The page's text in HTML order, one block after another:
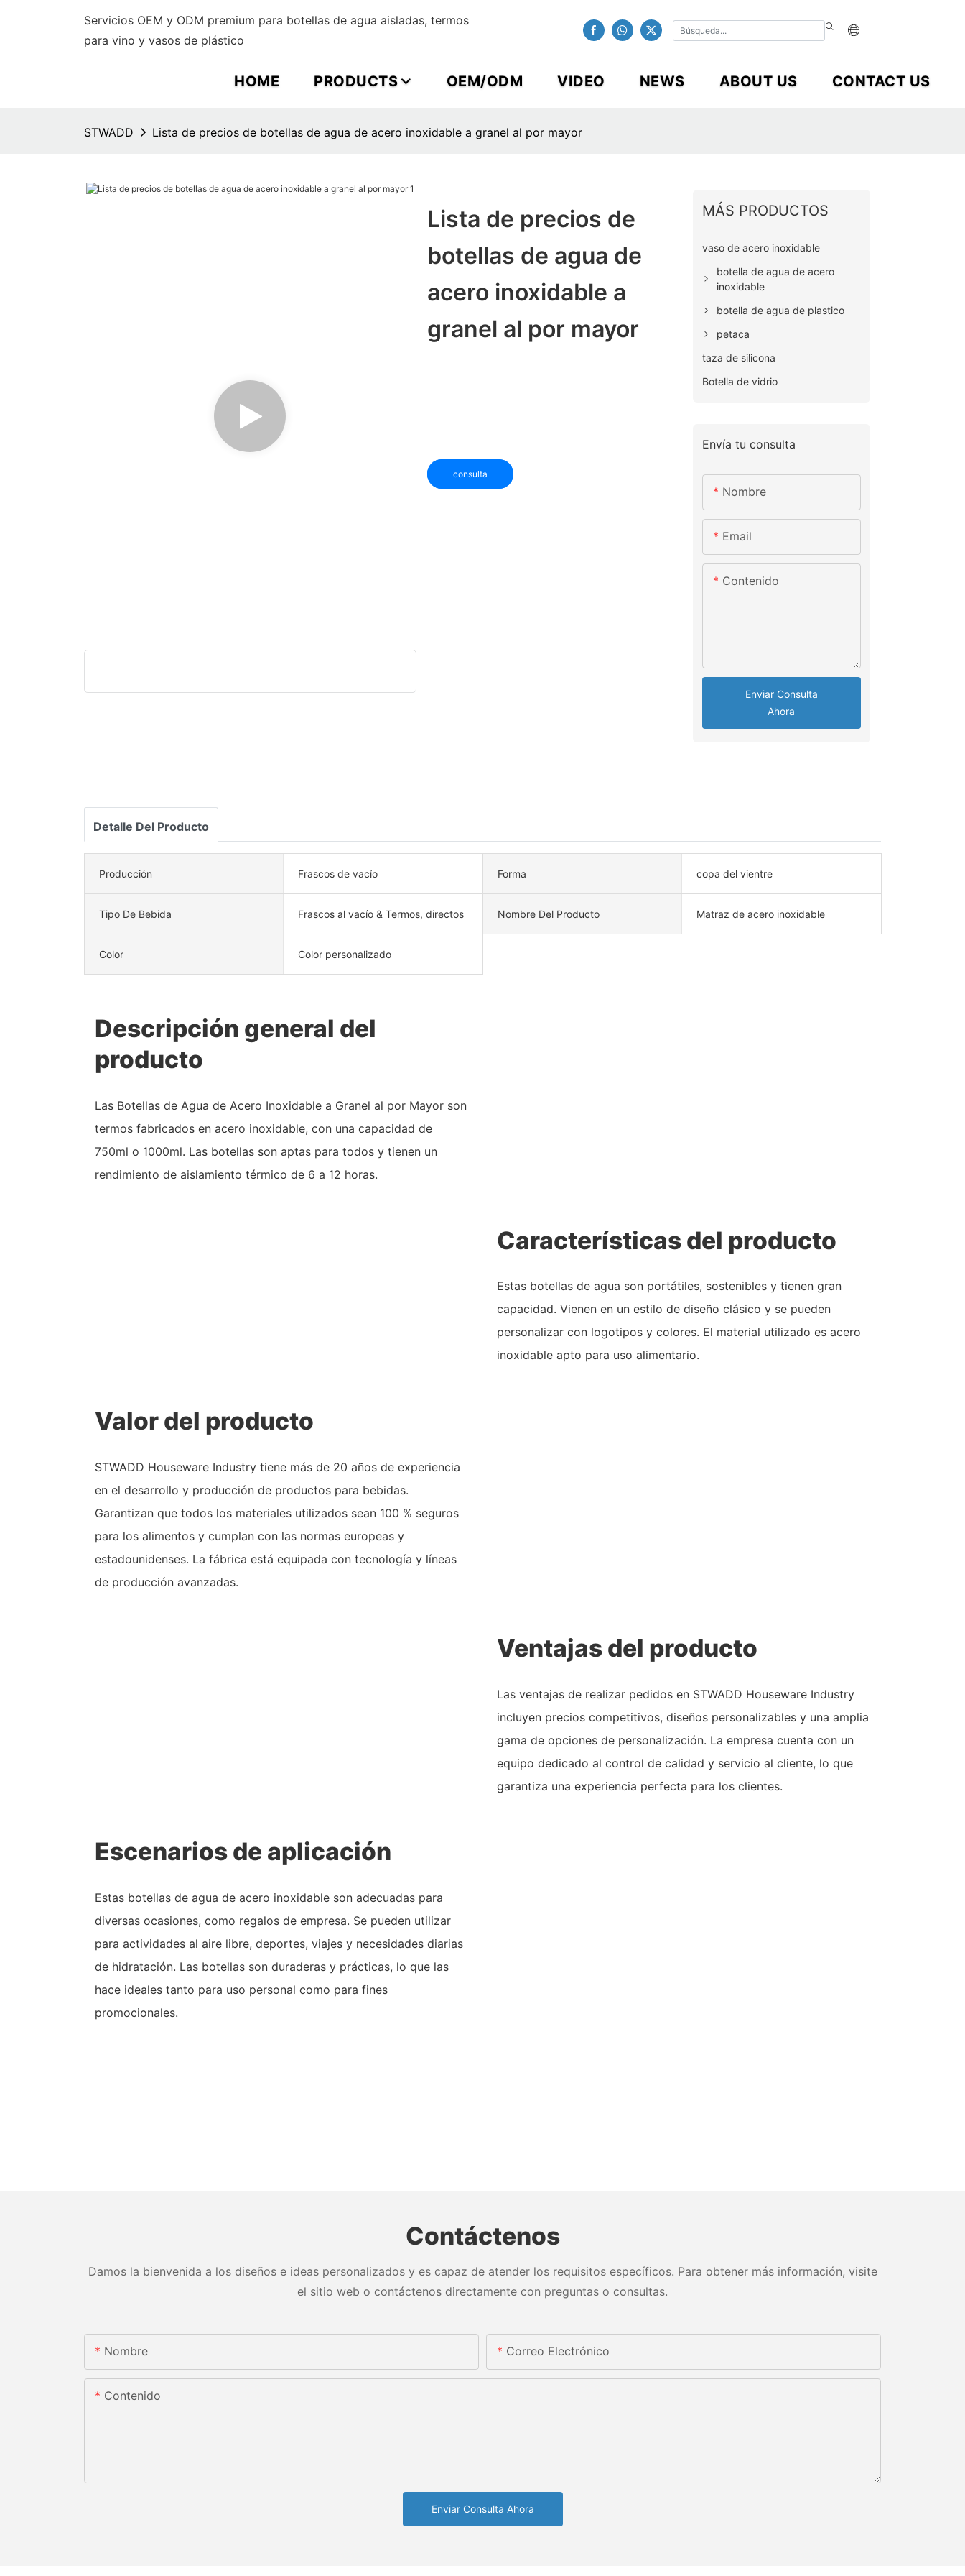
Servicios OEM y ODM premium para botellas de agua aisladas, termos
para vino y vasos de plástico
HOME PRODUCTS OEM/ODM VIDEO NEWS ABOUT US CONTACT US
STWADD Lista de precios de botellas de agua de acero inoxidable a granel al por mayor
Lista de precios de
botellas de agua de
acero inoxidable a
granel al por mayor
consulta
MÁS PRODUCTOS
vaso de acero inoxidable
botella de agua de acero
inoxidable
botella de agua de plastico
petaca
taza de silicona
Botella de vidrio
Envía tu consulta
Nombre
Email
Contenido
Enviar Consulta
Ahora
Detalle Del Producto
Producción Frascos de vacío Forma copa del vientre
Tipo De Bebida Frascos al vacío & Termos, directos Nombre Del Producto Matraz de acero inoxidable
Color Color personalizado
Descripción general del
producto
Las Botellas de Agua de Acero Inoxidable a Granel al por Mayor son
termos fabricados en acero inoxidable, con una capacidad de
750ml o 1000ml. Las botellas son aptas para todos y tienen un
rendimiento de aislamiento térmico de 6 a 12 horas.
Características del producto
Estas botellas de agua son portátiles, sostenibles y tienen gran
capacidad. Vienen en un estilo de diseño clásico y se pueden
personalizar con logotipos y colores. El material utilizado es acero
inoxidable apto para uso alimentario.
Valor del producto
STWADD Houseware Industry tiene más de 20 años de experiencia
en el desarrollo y producción de productos para bebidas.
Garantizan que todos los materiales utilizados sean 100 % seguros
para los alimentos y cumplan con las normas europeas y
estadounidenses. La fábrica está equipada con tecnología y líneas
de producción avanzadas.
Ventajas del producto
Las ventajas de realizar pedidos en STWADD Houseware Industry
incluyen precios competitivos, diseños personalizables y una amplia
gama de opciones de personalización. La empresa cuenta con un
equipo dedicado al control de calidad y servicio al cliente, lo que
garantiza una experiencia perfecta para los clientes.
Escenarios de aplicación
Estas botellas de agua de acero inoxidable son adecuadas para
diversas ocasiones, como regalos de empresa. Se pueden utilizar
para actividades al aire libre, deportes, viajes y necesidades diarias
de hidratación. Las botellas son duraderas y prácticas, lo que las
hace ideales tanto para uso personal como para fines
promocionales.
Contáctenos
Damos la bienvenida a los diseños e ideas personalizados y es capaz de atender los requisitos específicos. Para obtener más información, visite
el sitio web o contáctenos directamente con preguntas o consultas.
Nombre Correo Electrónico
Contenido
Enviar Consulta Ahora